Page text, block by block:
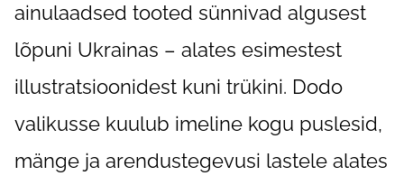
ainulaadsed tooted sünnivad algusest
lõpuni Ukrainas – alates esimestest
illustratsioonidest kuni trükini. Dodo
valikusse kuulub imeline kogu puslesid,
mänge ja arendustegevusi lastele alates